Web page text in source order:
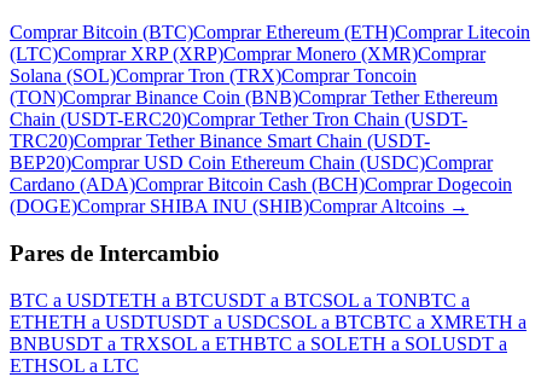
Comprar Bitcoin (BTC)Comprar Ethereum (ETH)Comprar Litecoin
(LTC)Comprar XRP (XRP)Comprar Monero (XMR)Comprar
Solana (SOL)Comprar Tron (TRX)Comprar Toncoin
(TON)Comprar Binance Coin (BNB)Comprar Tether Ethereum
Chain (USDT-ERC20)Comprar Tether Tron Chain (USDT-
TRC20)Comprar Tether Binance Smart Chain (USDT-
BEP20)Comprar USD Coin Ethereum Chain (USDC)Comprar
Cardano (ADA)Comprar Bitcoin Cash (BCH)Comprar Dogecoin
(DOGE)Comprar SHIBA INU (SHIB)Comprar Altcoins →
Pares de Intercambio
BTC a USDTETH a BTCUSDT a BTCSOL a TONBTC a
ETHETH a USDTUSDT a USDCSOL a BTCBTC a XMRETH a
BNBUSDT a TRXSOL a ETHBTC a SOLETH a SOLUSDT a
ETHSOL a LTC